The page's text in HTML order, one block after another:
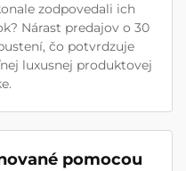
zodpovedali ich
Nárast predajov o 30
čo potvrdzuje
luxusnej produktovej
pomocou